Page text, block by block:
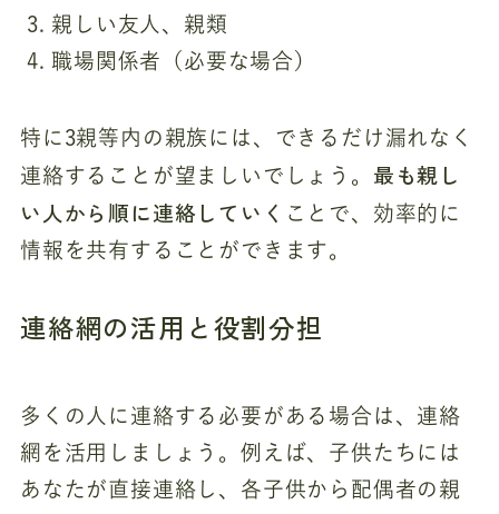
親しい友人、親類
職場関係者（必要な場合）
特に3親等内の親族には、できるだけ漏れなく
連絡することが望ましいでしょう。 最も親し
い人から順に連絡していく ことで、効率的に
情報を共有することができます。
連絡網の活用と役割分担
多くの人に連絡する必要がある場合は、連絡
網を活用しましょう。例えば、子供たちには
あなたが直接連絡し、各子供から配偶者の親